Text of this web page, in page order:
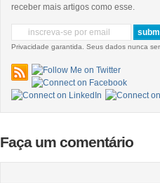
receber mais artigos como esse.
Privacidade garantida. Seus dados nunca
Faça um comentário